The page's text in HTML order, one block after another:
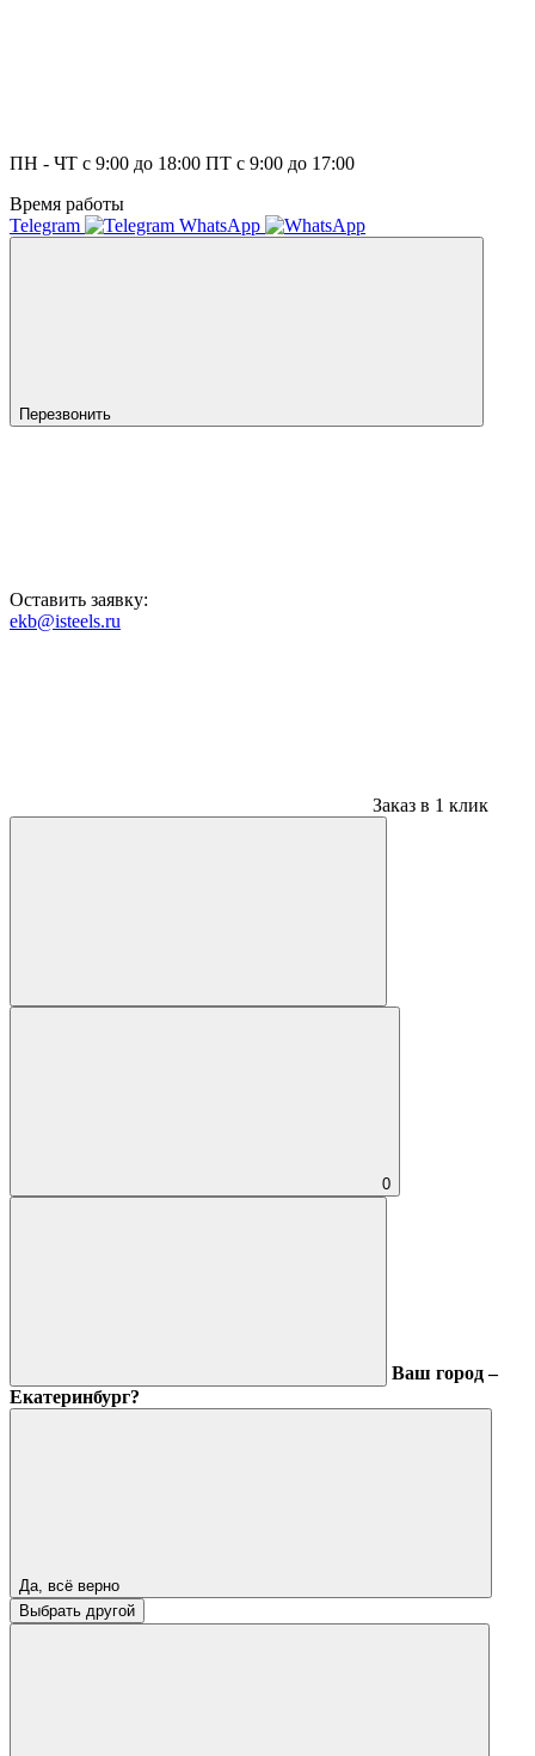
ПН - ЧТ с 9:00 до 18:00 ПТ с 9:00 до 17:00
Время работы
Telegram
WhatsApp
Перезвонить
Оставить заявку:
ekb@isteels.ru
Заказ в 1 клик
0
Ваш город –
Екатеринбург?
Да, всё верно
Выбрать другой